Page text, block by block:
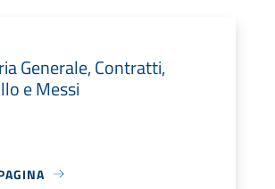
Generale, Contratti,
e Messi